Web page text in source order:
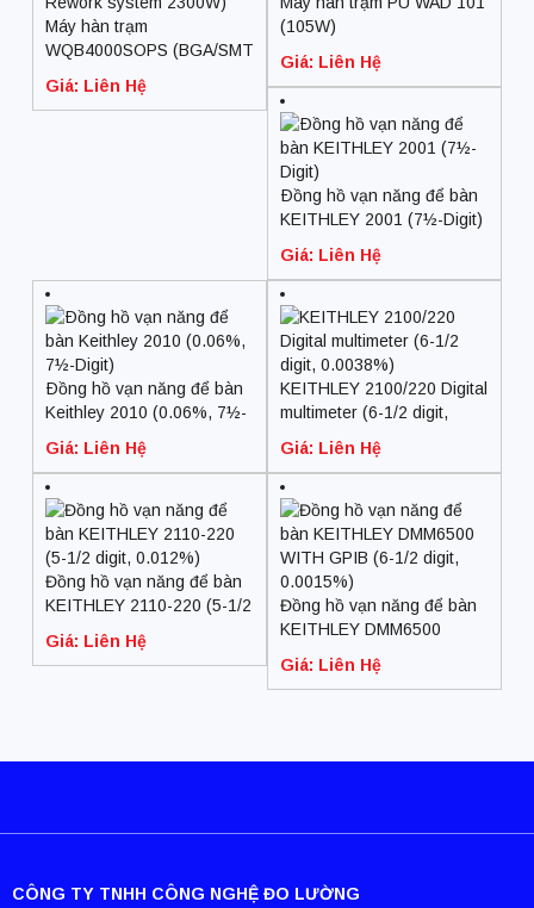
Máy hàn trạm
WQB4000SOPS (BGA/SMT
Giá: Liên Hệ
(105W)
Giá: Liên Hệ
Ðồng hồ vạn năng để bàn
KEITHLEY 2001 (7½-Digit)
Giá: Liên Hệ
Ðồng hồ vạn năng để bàn
Keithley 2010 (0.06%, 7½-
Giá: Liên Hệ
KEITHLEY 2100/220 Digital
multimeter (6-1/2 digit,
Giá: Liên Hệ
Đồng hồ vạn năng để bàn
KEITHLEY 2110-220 (5-1/2
Giá: Liên Hệ
Đồng hồ vạn năng để bàn
KEITHLEY DMM6500
0.0015%)
Giá: Liên Hệ
CÔNG TY TNHH CÔNG NGHỆ ĐO LƯỜNG